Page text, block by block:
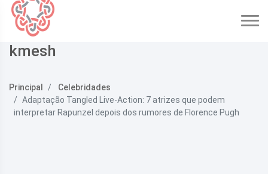
kmesh
Principal
Celebridades
Adaptação Tangled Live-Action: 7 atrizes que podem
interpretar Rapunzel depois dos rumores de Florence Pugh